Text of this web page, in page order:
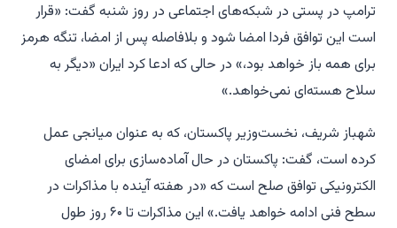
ترامپ در پستی در شبکه‌های اجتماعی در روز شنبه گفت: «قرار
است این توافق فردا امضا شود و بلافاصله پس از امضا، تنگه هرمز
برای همه باز خواهد بود،» در حالی که ادعا کرد ایران «دیگر به
سلاح هسته‌ای نمی‌خواهد.»
شهباز شریف، نخست‌وزیر پاکستان، که به عنوان میانجی عمل
کرده است، گفت: پاکستان در حال آماده‌سازی برای امضای
الکترونیکی توافق صلح است که «در هفته آینده با مذاکرات در
سطح فنی ادامه خواهد یافت.» این مذاکرات تا ۶۰ روز طول